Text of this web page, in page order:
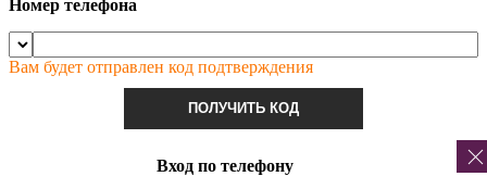
Номер телефона
Вам будет отправлен код подтверждения
ПОЛУЧИТЬ КОД
Вход по телефону